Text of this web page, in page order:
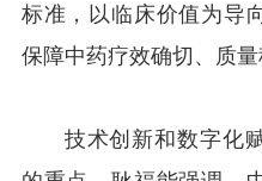
标准，以临床价值为导
保障中药疗效确切、质量
技术创新和数字化